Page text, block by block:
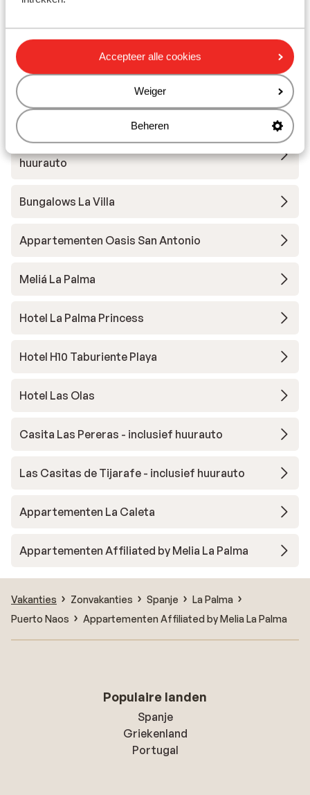
Accepteer alle cookies
Weiger
Beheren
Casa Azano - inclusief huurauto
Appartementen Hacienda San Jorge
Casa Rosan - inclusief huurauto
Appartementen Finca Casita Jardin - inclusief
huurauto
Bungalows La Villa
Appartementen Oasis San Antonio
Meliá La Palma
Hotel La Palma Princess
Hotel H10 Taburiente Playa
Hotel Las Olas
Casita Las Pereras - inclusief huurauto
Las Casitas de Tijarafe - inclusief huurauto
Appartementen La Caleta
Appartementen Affiliated by Melia La Palma
Vakanties Zonvakanties Spanje
La Palma
Puerto Naos
Appartementen Affiliated by Melia La Palma
Populaire landen
Spanje
Griekenland
Portugal